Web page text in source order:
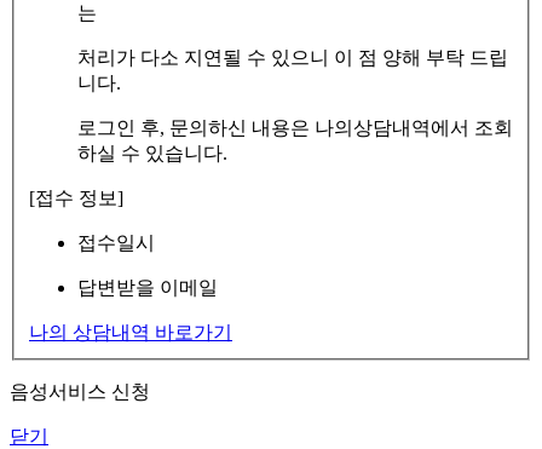
는
처리가 다소 지연될 수 있으니 이 점 양해 부탁 드립
니다.
로그인 후, 문의하신 내용은 나의상담내역에서 조회
하실 수 있습니다.
[접수 정보]
접수일시
답변받을 이메일
나의 상담내역 바로가기
음성서비스 신청
닫기